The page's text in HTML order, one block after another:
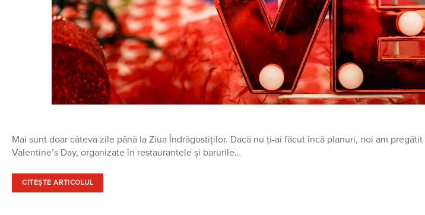
Mai sunt doar câteva zile până la Ziua Îndrăgostiților. Dacă nu ți-ai făcut încă planuri, noi am
Valentine’s Day, organizate în restaurantele și barurile…
CITEȘTE ARTICOLUL